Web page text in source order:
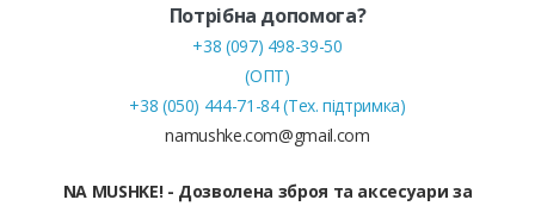
Потрібна допомога?
+38 (097) 498-39-50
(ОПТ)
+38 (050) 444-71-84 (Тех. підтримка)
namushke.com@gmail.com
NA MUSHKE! - Дозволена зброя та аксесуари за